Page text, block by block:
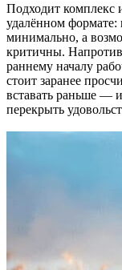
Подходит комплекс
удалённом формате:
минимально, а
критичны.
раннему началу
стоит заранее
вставать раньше —
перекрыть